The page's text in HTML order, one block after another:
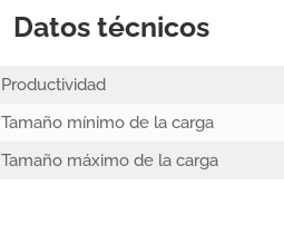
Datos técnicos
Productividad
Tamaño mínimo de la carga
Tamaño máximo de la carga